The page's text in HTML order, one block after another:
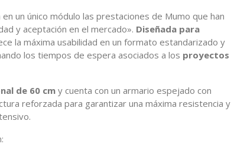
un único módulo las prestaciones de Mumo que han
y aceptación en el mercado». Diseñada para
la máxima usabilidad en un formato estandarizado y
los tiempos de espera asociados a los proyectos
de 60 cm y cuenta con un armario espejado con
reforzada para garantizar una máxima resistencia y